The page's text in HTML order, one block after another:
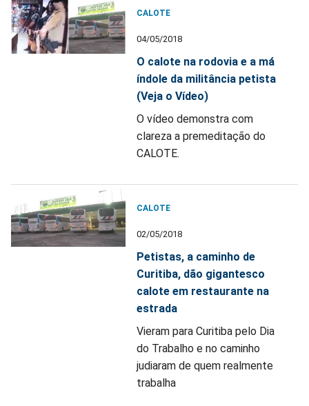
CALOTE
04/05/2018
O calote na rodovia e a má
índole da militância petista
(Veja o Vídeo)
O vídeo demonstra com
clareza a premeditação do
CALOTE.
CALOTE
02/05/2018
Petistas, a caminho de
Curitiba, dão gigantesco
calote em restaurante na
estrada
Vieram para Curitiba pelo Dia
do Trabalho e no caminho
judiaram de quem realmente
trabalha